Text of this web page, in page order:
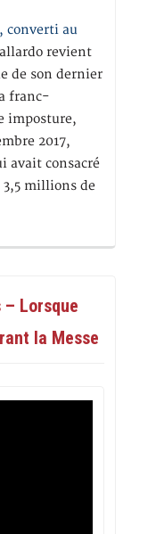
converti au
revient
de son dernier
franc-
imposture,
2017,
avait consacré
3,5 millions de
Lorsque
la Messe